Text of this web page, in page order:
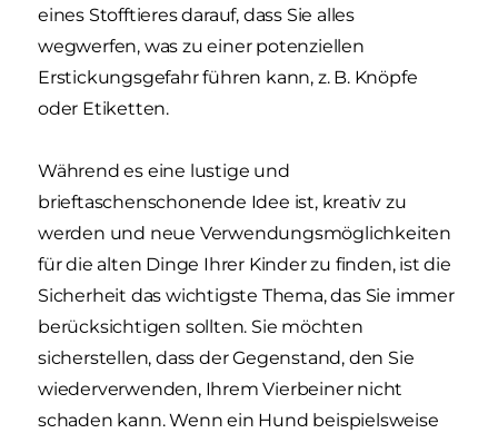
eines Stofftieres darauf, dass Sie alles
wegwerfen, was zu einer potenziellen
Erstickungsgefahr führen kann, z. B. Knöpfe
oder Etiketten.
Während es eine lustige und
brieftaschenschonende Idee ist, kreativ zu
werden und neue Verwendungsmöglichkeiten
für die alten Dinge Ihrer Kinder zu finden, ist die
Sicherheit das wichtigste Thema, das Sie immer
berücksichtigen sollten. Sie möchten
sicherstellen, dass der Gegenstand, den Sie
wiederverwenden, Ihrem Vierbeiner nicht
schaden kann. Wenn ein Hund beispielsweise